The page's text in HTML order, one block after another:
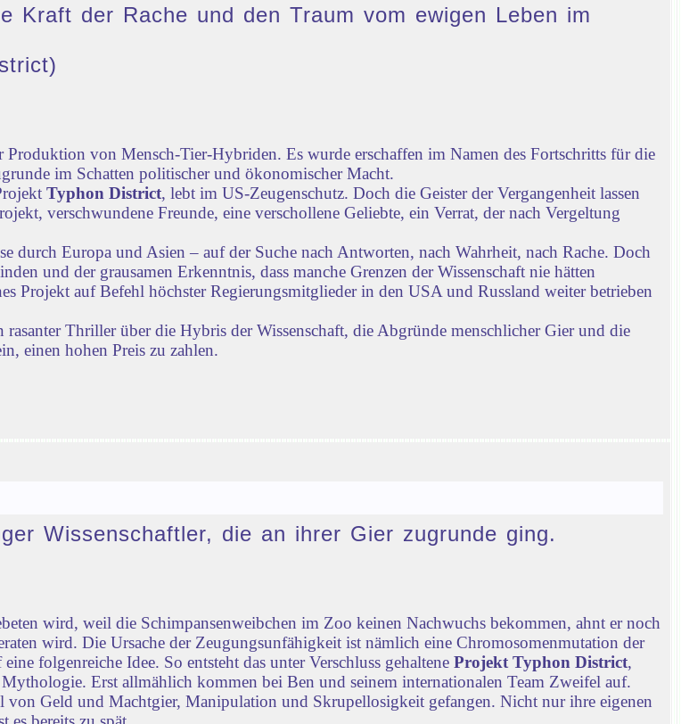
Kraft der Rache und den Traum vom ewigen Leben im
Produktion von Mensch-Tier-Hybriden. Es wurde erschaffen im Namen des Fortschritts für die
im Schatten politischer und ökonomischer Macht.
Typhon District, lebt im US-Zeugenschutz. Doch die Geister der Vergangenheit lassen
verschwundene Freunde, eine verschollene Geliebte, ein Verrat, der nach Vergeltung
durch Europa und Asien – auf der Suche nach Antworten, nach Wahrheit, nach Rache. Doch
und der grausamen Erkenntnis, dass manche Grenzen der Wissenschaft nie hätten
Projekt auf Befehl höchster Regierungsmitglieder in den USA und Russland weiter betrieben
Thriller über die Hybris der Wissenschaft, die Abgründe menschlicher Gier und die
einen hohen Preis zu zahlen.
Wissenschaftler, die an ihrer Gier zugrunde ging.
wird, weil die Schimpansenweibchen im Zoo keinen Nachwuchs bekommen, ahnt er noch
wird. Die Ursache der Zeugungsunfähigkeit ist nämlich eine Chromosomenmutation der
folgenreiche Idee. So entsteht das unter Verschluss gehaltene Projekt Typhon District,
Erst allmählich kommen bei Ben und seinem internationalen Team Zweifel auf.
von Geld und Machtgier, Manipulation und Skrupellosigkeit gefangen. Nicht nur ihre eigenen